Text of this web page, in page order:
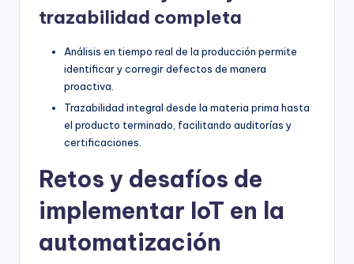
trazabilidad completa
Análisis en tiempo real de la producción permite
identificar y corregir defectos de manera
proactiva.
Trazabilidad integral desde la materia prima hasta
el producto terminado, facilitando auditorías y
certificaciones.
Retos y desafíos de
implementar IoT en la
automatización